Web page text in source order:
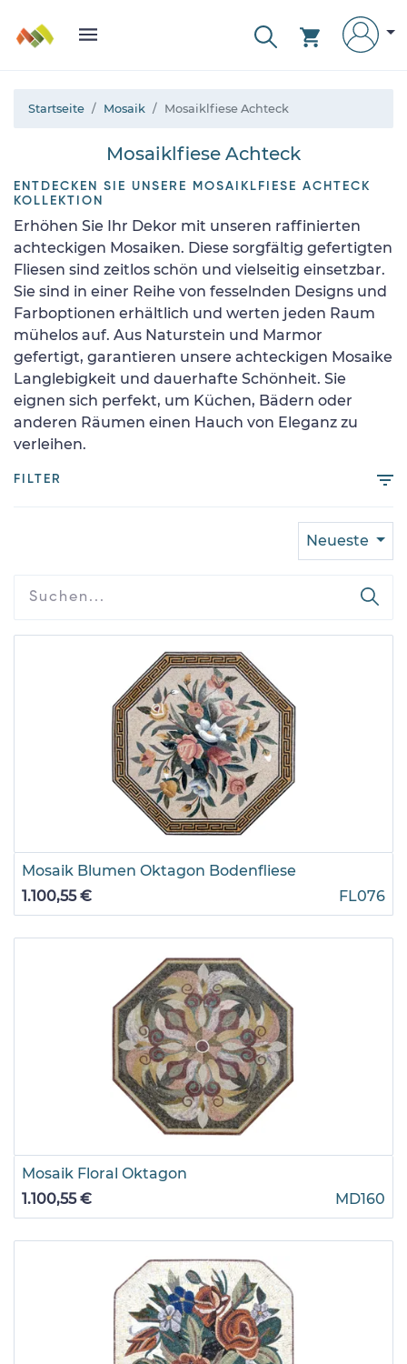
Startseite Mosaik Mosaiklfiese Achteck
Mosaiklfiese Achteck
ENTDECKEN SIE UNSERE MOSAIKLFIESE ACHTECK
KOLLEKTION
Erhöhen Sie Ihr Dekor mit unseren raffinierten
achteckigen Mosaiken. Diese sorgfältig gefertigten
Fliesen sind zeitlos schön und vielseitig einsetzbar.
Sie sind in einer Reihe von fesselnden Designs und
Farboptionen erhältlich und werten jeden Raum
mühelos auf. Aus Naturstein und Marmor
gefertigt, garantieren unsere achteckigen Mosaike
Langlebigkeit und dauerhafte Schönheit. Sie
eignen sich perfekt, um Küchen, Bädern oder
anderen Räumen einen Hauch von Eleganz zu
verleihen.
FILTER
Neueste
Mosaik Blumen Oktagon Bodenfliese
1.100,55 €
FL076
Mosaik Floral Oktagon
1.100,55 €
MD160